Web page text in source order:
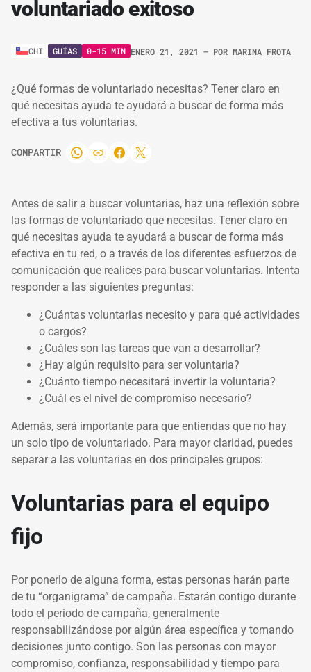
voluntariado exitoso
CHI GUÍAS 0-15 MIN ENERO 21, 2021 – POR MARINA FROTA
¿Qué formas de voluntariado necesitas? Tener claro en
qué necesitas ayuda te ayudará a buscar de forma más
efectiva a tus voluntarias.
COMPARTIR
Antes de salir a buscar voluntarias, haz una reflexión sobre
las formas de voluntariado que necesitas. Tener claro en
qué necesitas ayuda te ayudará a buscar de forma más
efectiva en tu red, o a través de los diferentes esfuerzos de
comunicación que realices para buscar voluntarias. Intenta
responder a las siguientes preguntas:
¿Cuántas voluntarias necesito y para qué actividades
o cargos?
¿Cuáles son las tareas que van a desarrollar?
¿Hay algún requisito para ser voluntaria?
¿Cuánto tiempo necesitará invertir la voluntaria?
¿Cuál es el nivel de compromiso necesario?
Además, será importante para que entiendas que no hay
un solo tipo de voluntariado. Para mayor claridad, puedes
separar a las voluntarias en dos principales grupos:
Voluntarias para el equipo
fijo
Por ponerlo de alguna forma, estas personas harán parte
de tu “organigrama” de campaña. Estarán contigo durante
todo el periodo de campaña, generalmente
responsabilizándose por algún área específica y tomando
decisiones junto contigo. Son las personas con mayor
compromiso, confianza, responsabilidad y tiempo para